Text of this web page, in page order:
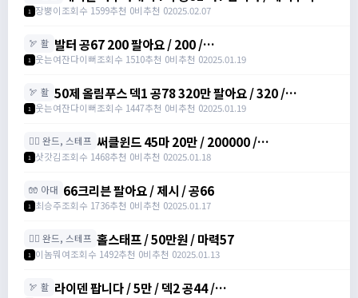
려요 / 아수라대거
1 장뿡이조회수 1599추천 0비추천 02025.02.07
🏹 활 발터 공67 200 팔아요 / 200 /
https://open.kakao.com/o/sudvnjbh
1 웃는여잔다이뻐조회수 1510추천 0비추천 02025.01.19
🏹 활 50제 올림푸스 덱1 공78 320만 팔아요 / 320 /
https://open.kakao.com/o/sudvnjbh
1 웃는여잔다이뻐조회수 1447추천 0비추천 02025.01.19
🧙‍♀️ 완드, 스테프 써클윈드 45마 20만 / 200000 /
https://open.kakao.com/o/sqsdWdbh
1 삿갓김조회수 1468추천 0비추천 02025.01.18
🧤 아대 66크리븐 팔아요 / 제시 / 공66
1 최승주조회수 1736추천 0비추천 02025.01.17
🧙‍♀️ 완드, 스테프 홀스태프 / 50만원 / 마력57
1 이놈뭐여조회수 1492추천 0비추천 02025.01.13
🏹 활 라이덴 팝니다 / 5만 / 덱2 공44 /